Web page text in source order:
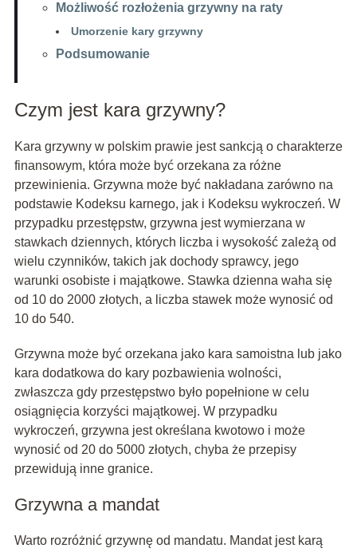
Możliwość rozłożenia grzywny na raty
Umorzenie kary grzywny
Podsumowanie
Czym jest kara grzywny?
Kara grzywny w polskim prawie jest sankcją o charakterze
finansowym, która może być orzekana za różne
przewinienia. Grzywna może być nakładana zarówno na
podstawie Kodeksu karnego, jak i Kodeksu wykroczeń. W
przypadku przestępstw, grzywna jest wymierzana w
stawkach dziennych, których liczba i wysokość zależą od
wielu czynników, takich jak dochody sprawcy, jego
warunki osobiste i majątkowe. Stawka dzienna waha się
od 10 do 2000 złotych, a liczba stawek może wynosić od
10 do 540.
Grzywna może być orzekana jako kara samoistna lub jako
kara dodatkowa do kary pozbawienia wolności,
zwłaszcza gdy przestępstwo było popełnione w celu
osiągnięcia korzyści majątkowej. W przypadku
wykroczeń, grzywna jest określana kwotowo i może
wynosić od 20 do 5000 złotych, chyba że przepisy
przewidują inne granice.
Grzywna a mandat
Warto rozróżnić grzywnę od mandatu. Mandat jest karą